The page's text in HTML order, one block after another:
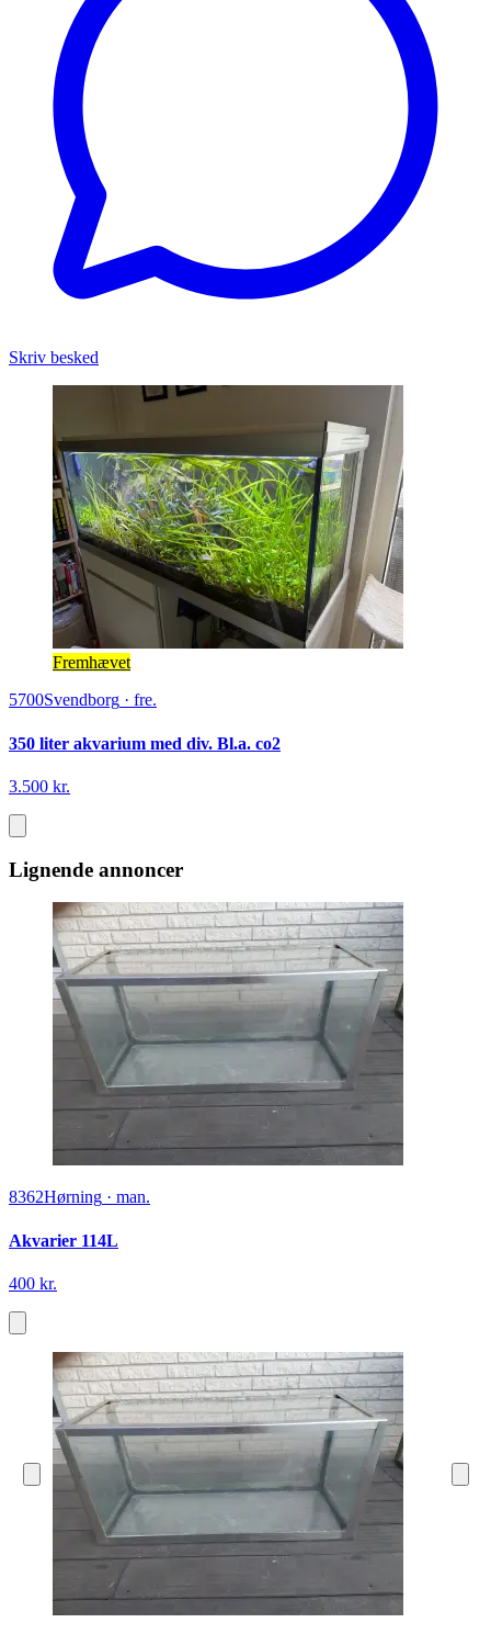
Skriv besked
Fremhævet
5700Svendborg · fre.
350 liter akvarium med div. Bl.a. co2
3.500 kr.
Lignende annoncer
8362Hørning · man.
Akvarier 114L
400 kr.